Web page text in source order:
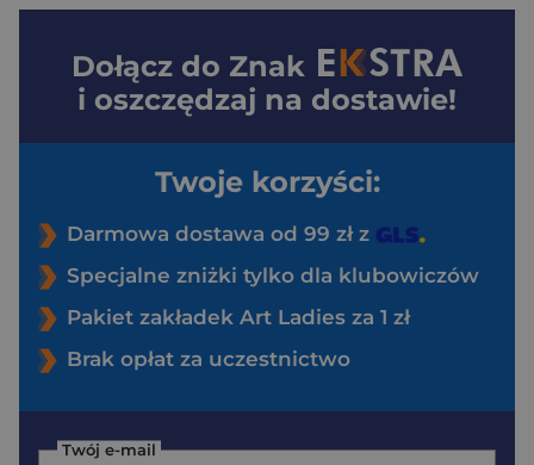
Dołącz do Znak
i oszczędzaj na dostawie!
Twoje korzyści:
Darmowa dostawa od 99 zł z
Specjalne zniżki tylko dla klubowiczów
Pakiet zakładek Art Ladies za 1 zł
Brak opłat za uczestnictwo
Twój e-mail